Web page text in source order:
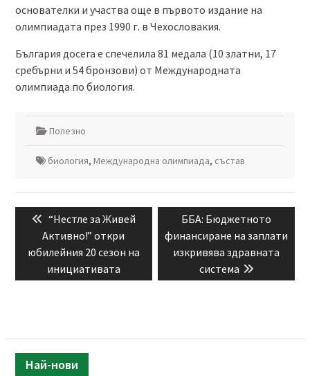
основателки и участва още в първото издание на
олимпиадата през 1990 г. в Чехословакия.
България досега е спечелила 81 медала (10 златни, 17
сребърни и 54 бронзови) от Международната
олимпиада по биология.
Полезно
биология, Международна олимпиада, състав
Навигация
Previous
post:
“Нестле за Живей
Aктивно!” откри
юбилейния 20 сезон на
инициативата
Next
post:
ББА: Бюджетното
финансиране на заплати
изкривява здравната
система
Най-нови